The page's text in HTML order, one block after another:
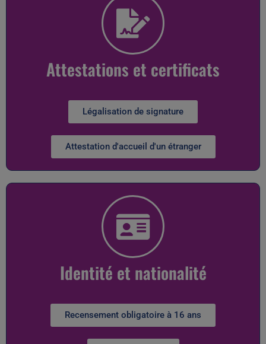
Attestations et certificats
Légalisation de signature
Attestation d'accueil d'un étranger
Identité et nationalité
Recensement obligatoire à 16 ans